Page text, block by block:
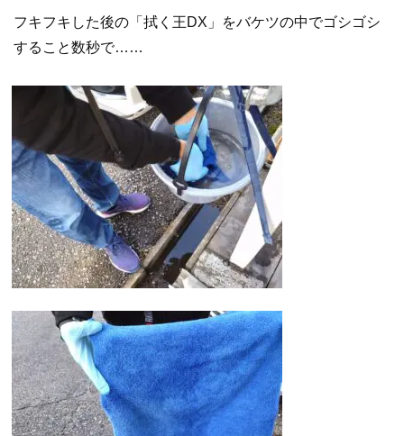
フキフキした後の「拭く王DX」をバケツの中でゴシゴシ
すること数秒で……